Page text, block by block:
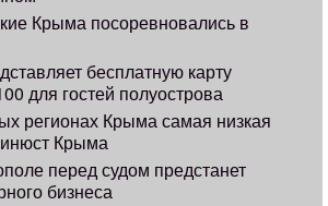
Крыма посоревновались в
бесплатную карту
для гостей полуострова
регионах Крыма самая низкая
Крыма
перед судом предстанет
бизнеса